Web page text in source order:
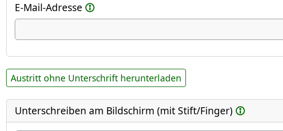
E-Mail-Adresse
Austritt ohne Unterschrift herunterladen
Unterschreiben am Bildschirm (mit Stift/Finger)